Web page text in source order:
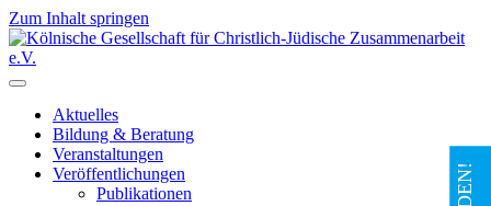
Zum Inhalt springen
Hauptnavigation
Aktuelles
Bildung & Beratung
Veranstaltungen
Veröffentlichungen
Publikationen